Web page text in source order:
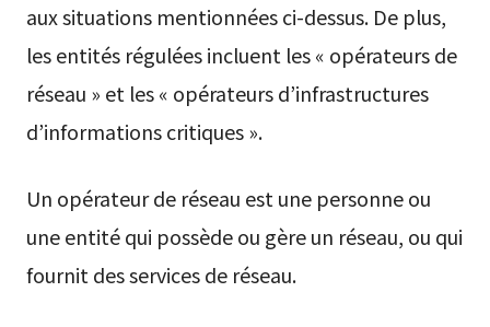
aux situations mentionnées ci-dessus. De plus,
les entités régulées incluent les « opérateurs de
réseau » et les « opérateurs d’infrastructures
d’informations critiques ».
Un opérateur de réseau est une personne ou
une entité qui possède ou gère un réseau, ou qui
fournit des services de réseau.